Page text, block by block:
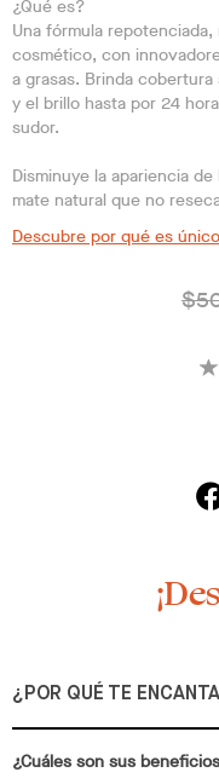
¿Qué es?
Una fórmula
cosmético, con
a grasas. Brinda
y el brillo hasta por 24
sudor.
Disminuye la apariencia
mate natural que no
Descubre por qué es único
¿POR QUÉ TE
¿Cuáles son sus